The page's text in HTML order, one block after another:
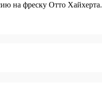
на фреску Отто Хайхерта.